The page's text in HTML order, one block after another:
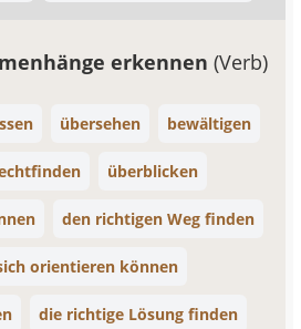
erkennen(Verb)
übersehen bewältigen
überblicken
den richtigen Weg finden
orientieren können
die richtige Lösung finden